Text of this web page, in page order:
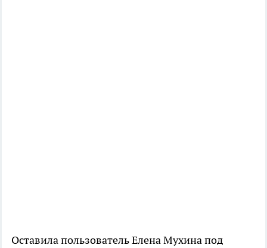
Оставила пользователь Елена Мухина под